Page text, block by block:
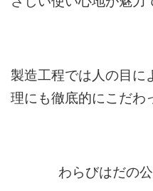
製造工程では人の目に
理にも徹底的にこだわ
わらびはだの